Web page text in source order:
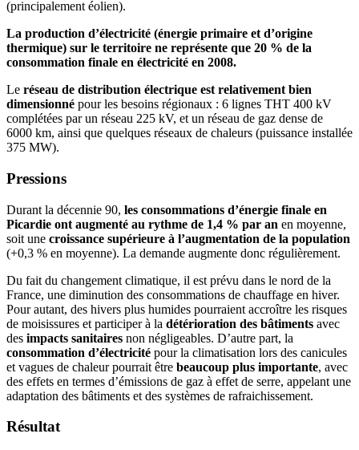
(principalement éolien).
La production d’électricité (énergie primaire et d’origine
thermique) sur le territoire ne représente que 20 % de la
consommation finale en électricité en 2008.
Le réseau de distribution électrique est relativement bien
dimensionné pour les besoins régionaux : 6 lignes THT 400 kV
complétées par un réseau 225 kV, et un réseau de gaz dense de
6000 km, ainsi que quelques réseaux de chaleurs (puissance installée
375 MW).
Pressions
Durant la décennie 90, les consommations d’énergie finale en
Picardie ont augmenté au rythme de 1,4 % par an en moyenne,
soit une croissance supérieure à l’augmentation de la population
(+0,3 % en moyenne). La demande augmente donc régulièrement.
Du fait du changement climatique, il est prévu dans le nord de la
France, une diminution des consommations de chauffage en hiver.
Pour autant, des hivers plus humides pourraient accroître les risques
de moisissures et participer à la détérioration des bâtiments avec
des impacts sanitaires non négligeables. D’autre part, la
consommation d’électricité pour la climatisation lors des canicules
et vagues de chaleur pourrait être beaucoup plus importante, avec
des effets en termes d’émissions de gaz à effet de serre, appelant une
adaptation des bâtiments et des systèmes de rafraichissement.
Résultat